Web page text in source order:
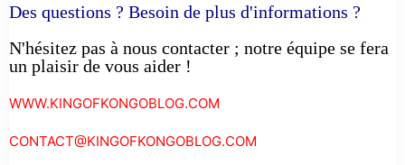
Des questions ? Besoin de plus d'informations ?
N'hésitez pas à nous contacter ; notre équipe se fera
un plaisir de vous aider !
WWW.KINGOFKONGOBLOG.COM
CONTACT@KINGOFKONGOBLOG.COM